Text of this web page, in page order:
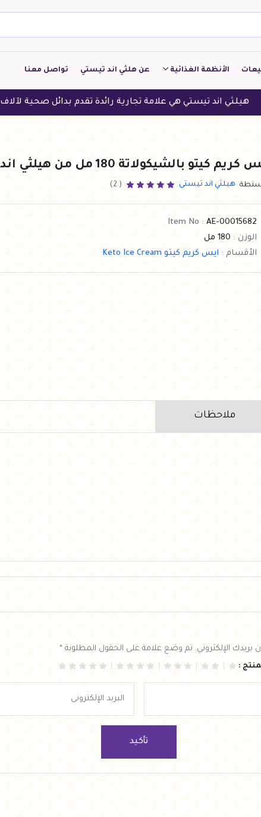
الأنظمة الغذائية
منخفض الكربوهيدرات
منخفض البروتين
النباتين
النظام النباتي
عن هلثي اند تيستي تواصل معنا
تيستي هي علامة تجارية رائدة تقدم بدائل صحية لآلاف العملاء
كيتو بالشيكولاتة 180 مل من هيلثي اند تيستي
هيلثي اند تيستى ( 2)
Item No :AE-00015682
الوزن :180 مل
الأقسام :ايس كريم كيتو Keto Ice Cream
ملاحظات
بريدك الإلكتروني. تم وضع علامة على الحقول المطلوبة *
:
تأكيد